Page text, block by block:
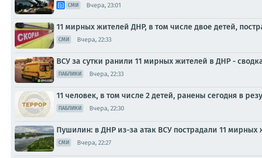
СМИ Вчера, 23:01
11 мирных жителей ДНР, в том числе двое детей,
СМИ Вчера, 22:33
ВСУ за сутки ранили 11 мирных жителей в ДНР - сводка
ПАБЛИКИ Вчера, 22:33
11 человек, в том числе 2 детей, ранены сегодня в
ПАБЛИКИ Вчера, 22:30
Пушилин: в ДНР из-за атак ВСУ пострадали 11 мирных
СМИ Вчера, 22:27